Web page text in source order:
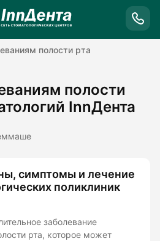
полости рта
полости
InnДента
симптомы и лечение
поликлиник
заболевание
рта, которое может